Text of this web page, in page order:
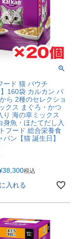
ード 猫 パウチ
】160袋 カルカン パ
ら 2種のセレクショ
クス まぐろ・かつ
り 海の幸ミックス
身魚・ほたてだし入
フード 総合栄養食
パン【猫 誕生日】
38,300税込
入れる